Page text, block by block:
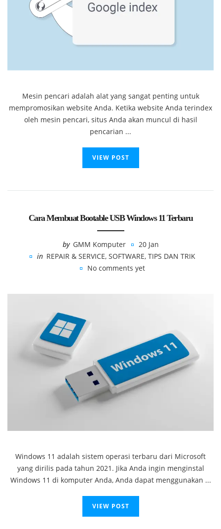
Mesin pencari adalah alat yang sangat penting untuk
mempromosikan website Anda. Ketika website Anda terindex
oleh mesin pencari, situs Anda akan muncul di hasil
pencarian ...
VIEW POST
Cara Membuat Bootable USB Windows 11 Terbaru
by GMM Komputer
20 Jan
in REPAIR & SERVICE, SOFTWARE, TIPS DAN TRIK
No comments yet
Windows 11 adalah sistem operasi terbaru dari Microsoft
yang dirilis pada tahun 2021. Jika Anda ingin menginstal
Windows 11 di komputer Anda, Anda dapat menggunakan ...
VIEW POST